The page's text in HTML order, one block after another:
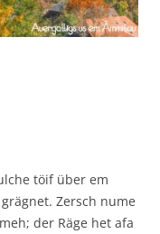
töif über em
Zersch nume
der Räge het afa